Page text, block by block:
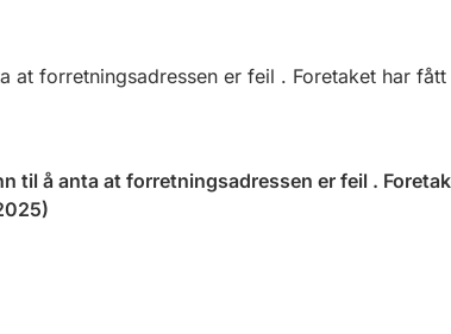
at forretningsadressen er feil . Foretaket har
til å anta at forretningsadressen er feil .
)